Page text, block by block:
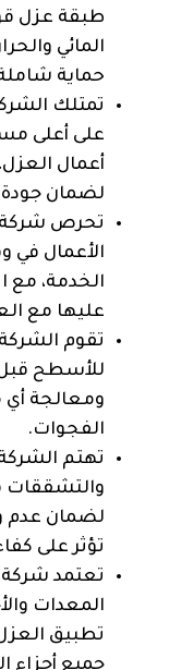
طبقة عزل
المائي
حماية
تمتلك
على أعلى
أعمال
لضمان جودة
تحرص شركة
الأعمال في
الخدمة، مع
عليها مع
تقوم
للأسطح قبل
ومعالجة
الفجوات.
تهتم
والتشققات
لضمان عدم
تؤثر على
تعتمد
المعدات
تطبيق
جميع أجزاء